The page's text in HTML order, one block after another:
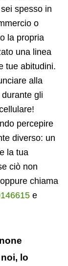
spesso in
o
la propria
una linea
tue abitudini.
alla
gli
percepire
diverso: un
la tua
ciò non
chiama
e
lo